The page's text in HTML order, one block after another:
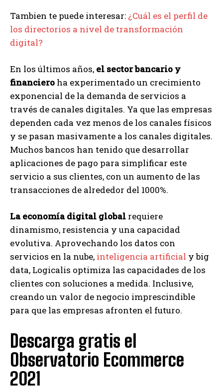
Tambien te puede interesar: ¿Cuál es el perfil de
los directorios a nivel de transformación
digital?
En los últimos años, el sector bancario y
financiero ha experimentado un crecimiento
exponencial de la demanda de servicios a
través de canales digitales. Ya que las empresas
dependen cada vez menos de los canales físicos
y se pasan masivamente a los canales digitales.
Muchos bancos han tenido que desarrollar
aplicaciones de pago para simplificar este
servicio a sus clientes, con un aumento de las
transacciones de alrededor del 1000%.
La economía digital global requiere
dinamismo, resistencia y una capacidad
evolutiva. Aprovechando los datos con
servicios en la nube, inteligencia artificial y big
data, Logicalis optimiza las capacidades de los
clientes con soluciones a medida. Inclusive,
creando un valor de negocio imprescindible
para que las empresas afronten el futuro.
Descarga gratis el
Observatorio Ecommerce
2021